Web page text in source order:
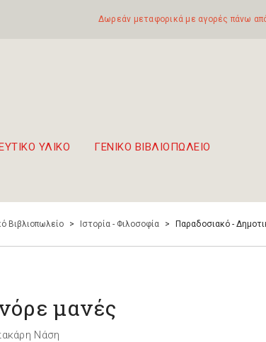
Δωρεάν μεταφορικά με αγορές πάνω
ΥΛΙΚΟ ΓΕΝΙΚΟ ΒΙΒΛΙΟΠΩΛΕΙΟ
Βιβλιοπωλείο > Ιστορία - Φιλοσοφία > Παραδοσιακό -
μανές
Νάση